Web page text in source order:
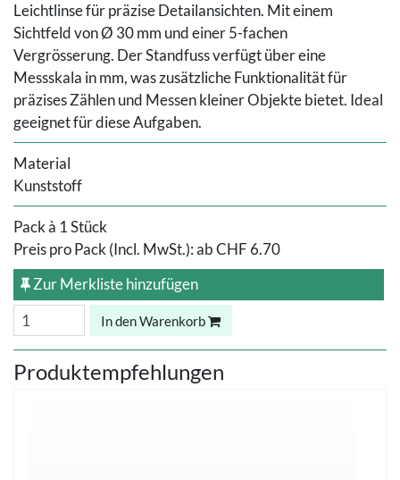
Leichtlinse für präzise Detailansichten. Mit einem
Sichtfeld von Ø 30 mm und einer 5-fachen
Vergrösserung. Der Standfuss verfügt über eine
Messskala in mm, was zusätzliche Funktionalität für
präzises Zählen und Messen kleiner Objekte bietet. Ideal
geeignet für diese Aufgaben.
Material
Kunststoff
Pack à 1 Stück
Preis pro Pack (Incl. MwSt.):abCHF 6.70
Zur Merkliste hinzufügen
In den Warenkorb
Produktempfehlungen